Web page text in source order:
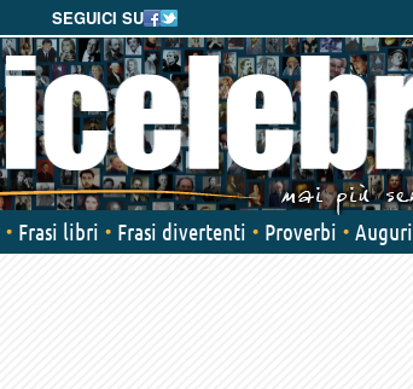
SEGUICI SU
Frasi libri Frasi divertenti Proverbi Auguri